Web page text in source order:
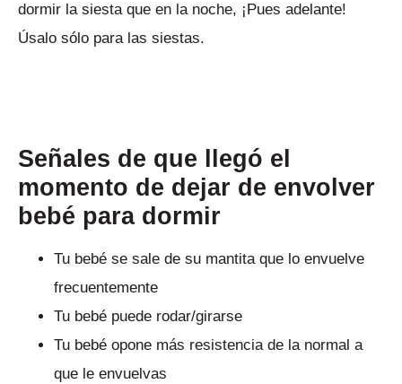
dormir la siesta que en la noche, ¡Pues adelante!
Úsalo sólo para las siestas.
Señales de que llegó el
momento de dejar de envolver
bebé para dormir
Tu bebé se sale de su mantita que lo envuelve
frecuentemente
Tu bebé puede rodar/girarse
Tu bebé opone más resistencia de la normal a
que le envuelvas